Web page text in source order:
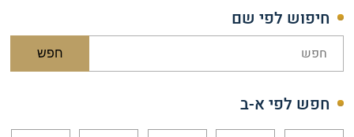
חיפוש לפי שם
חפש
חפש לפי א-ב